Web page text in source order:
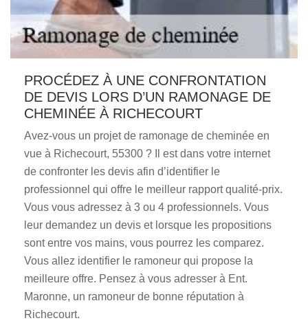
PROCÉDEZ À UNE CONFRONTATION
DE DEVIS LORS D’UN RAMONAGE DE
CHEMINÉE À RICHECOURT
Avez-vous un projet de ramonage de cheminée en
vue à Richecourt, 55300 ? Il est dans votre internet
de confronter les devis afin d’identifier le
professionnel qui offre le meilleur rapport qualité-prix.
Vous vous adressez à 3 ou 4 professionnels. Vous
leur demandez un devis et lorsque les propositions
sont entre vos mains, vous pourrez les comparez.
Vous allez identifier le ramoneur qui propose la
meilleure offre. Pensez à vous adresser à Ent.
Maronne, un ramoneur de bonne réputation à
Richecourt.